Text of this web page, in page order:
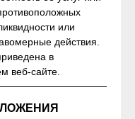
или
действия.
в
веб-сайте.